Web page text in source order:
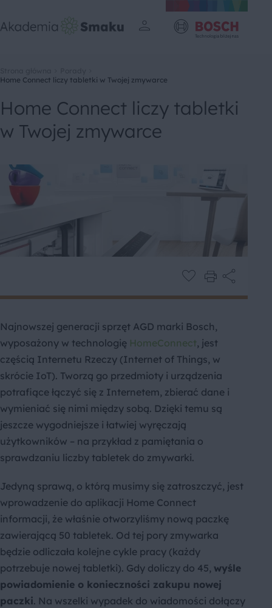
Home Connect liczy tabletki w Twojej zmywarce
Home Connect liczy tabletki
w Twojej zmywarce
Najnowszej generacji sprzęt AGD marki Bosch,
wyposażony w technologię HomeConnect, jest
częścią Internetu Rzeczy (Internet of Things, w
skrócie IoT). Tworzą go przedmioty i urządzenia
potrafiące łączyć się z Internetem, zbierać dane i
wymieniać się nimi między sobą. Dzięki temu są
jeszcze wygodniejsze i łatwiej wyręczają
użytkowników – na przykład z pamiętania o
sprawdzaniu liczby tabletek do zmywarki.
Jedyną sprawą, o którą musimy się zatroszczyć, jest
wprowadzenie do aplikacji Home Connect
informacji, że właśnie otworzyliśmy nową paczkę
zawierającą 50 tabletek. Od tej pory zmywarka
będzie odliczała kolejne cykle pracy (każdy
potrzebuje nowej tabletki). Gdy doliczy do 45, wyśle
powiadomienie o konieczności zakupu nowej
paczki. Na wszelki wypadek do wiadomości dołączy